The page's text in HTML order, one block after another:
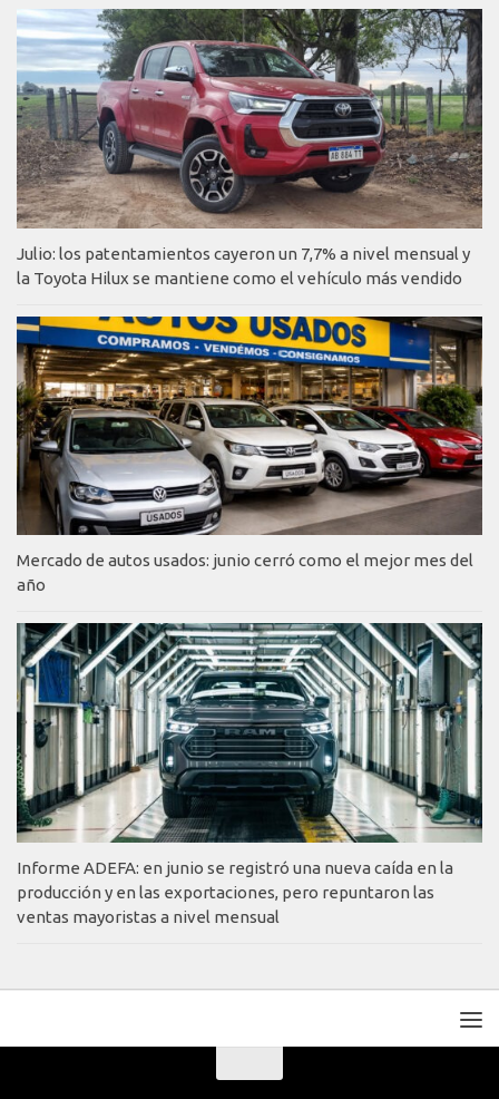
Julio: los patentamientos cayeron un 7,7% a nivel mensual y
la Toyota Hilux se mantiene como el vehículo más vendido
Mercado de autos usados: junio cerró como el mejor mes del
año
Informe ADEFA: en junio se registró una nueva caída en la
producción y en las exportaciones, pero repuntaron las
ventas mayoristas a nivel mensual